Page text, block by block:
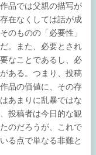
品では父親の描写が
在なくしては話が成
のものの「必要性」
。また、必要とされ
なことであるし、必
ある。つまり、投稿
品の価値に、その存
あまりに乱暴ではな
投稿者は今日的な観
のだろうが、これで
る点で単なる非難と